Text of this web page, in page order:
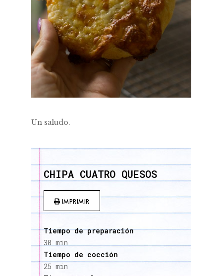
Un saludo.
CHIPA CUATRO QUESOS
IMPRIMIR
Tiempo de preparación
30 min
Tiempo de cocción
25 min